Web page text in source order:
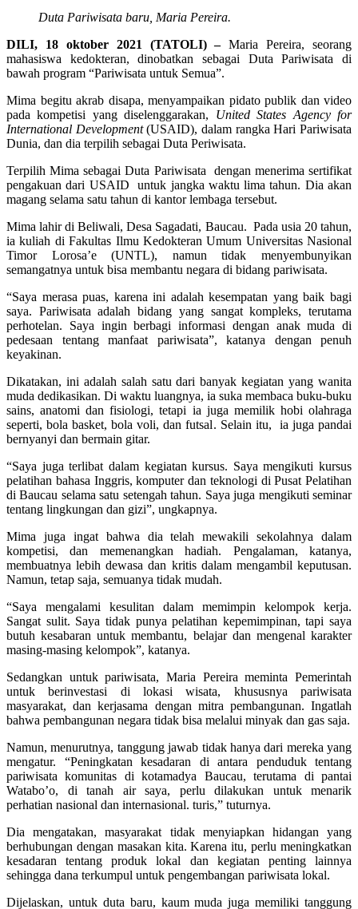
Duta Pariwisata baru, Maria Pereira.
DILI, 18 oktober 2021 (TATOLI) –Maria Pereira, seorang
mahasiswa kedokteran, dinobatkan sebagai Duta Pariwisata di
bawah program “Pariwisata untuk Semua”.
Mima begitu akrab disapa, menyampaikan pidato publik dan video
pada kompetisi yang diselenggarakan, United States Agency for
International Development(USAID), dalam rangka Hari Pariwisata
Dunia, dan dia terpilih sebagai Duta Periwisata.
Terpilih Mima sebagai Duta Pariwisata dengan menerima sertifikat
pengakuan dari USAID untuk jangka waktu lima tahun. Dia akan
magang selama satu tahun di kantor lembaga tersebut.
Mima lahir di Beliwali, Desa Sagadati, Baucau. Pada usia 20 tahun,
ia kuliah di Fakultas Ilmu Kedokteran Umum Universitas Nasional
Timor Lorosa’e (UNTL), namun tidak menyembunyikan
semangatnya untuk bisa membantu negara di bidang pariwisata.
“Saya merasa puas, karena ini adalah kesempatan yang baik bagi
saya. Pariwisata adalah bidang yang sangat kompleks, terutama
perhotelan. Saya ingin berbagi informasi dengan anak muda di
pedesaan tentang manfaat pariwisata”, katanya dengan penuh
keyakinan.
Dikatakan, ini adalah salah satu dari banyak kegiatan yang wanita
muda dedikasikan. Di waktu luangnya, ia suka membaca buku-buku
sains, anatomi dan fisiologi, tetapi ia juga memilik hobi olahraga
seperti, bola basket, bola voli, dan futsal. Selain itu, ia juga pandai
bernyanyi dan bermain gitar.
“Saya juga terlibat dalam kegiatan kursus. Saya mengikuti kursus
pelatihan bahasa Inggris, komputer dan teknologi di Pusat Pelatihan
di Baucau selama satu setengah tahun. Saya juga mengikuti seminar
tentang lingkungan dan gizi”, ungkapnya.
Mima juga ingat bahwa dia telah mewakili sekolahnya dalam
kompetisi, dan memenangkan hadiah. Pengalaman, katanya,
membuatnya lebih dewasa dan kritis dalam mengambil keputusan.
Namun, tetap saja, semuanya tidak mudah.
“Saya mengalami kesulitan dalam memimpin kelompok kerja.
Sangat sulit. Saya tidak punya pelatihan kepemimpinan, tapi saya
butuh kesabaran untuk membantu, belajar dan mengenal karakter
masing-masing kelompok”, katanya.
Sedangkan untuk pariwisata, Maria Pereira meminta Pemerintah
untuk berinvestasi di lokasi wisata, khususnya pariwisata
masyarakat, dan kerjasama dengan mitra pembangunan. Ingatlah
bahwa pembangunan negara tidak bisa melalui minyak dan gas saja.
Namun, menurutnya, tanggung jawab tidak hanya dari mereka yang
mengatur. “Peningkatan kesadaran di antara penduduk tentang
pariwisata komunitas di kotamadya Baucau, terutama di pantai
Watabo’o, di tanah air saya, perlu dilakukan untuk menarik
perhatian nasional dan internasional. turis,” tuturnya.
Dia mengatakan, masyarakat tidak menyiapkan hidangan yang
berhubungan dengan masakan kita. Karena itu, perlu meningkatkan
kesadaran tentang produk lokal dan kegiatan penting lainnya
sehingga dana terkumpul untuk pengembangan pariwisata lokal.
Dijelaskan, untuk duta baru, kaum muda juga memiliki tanggung